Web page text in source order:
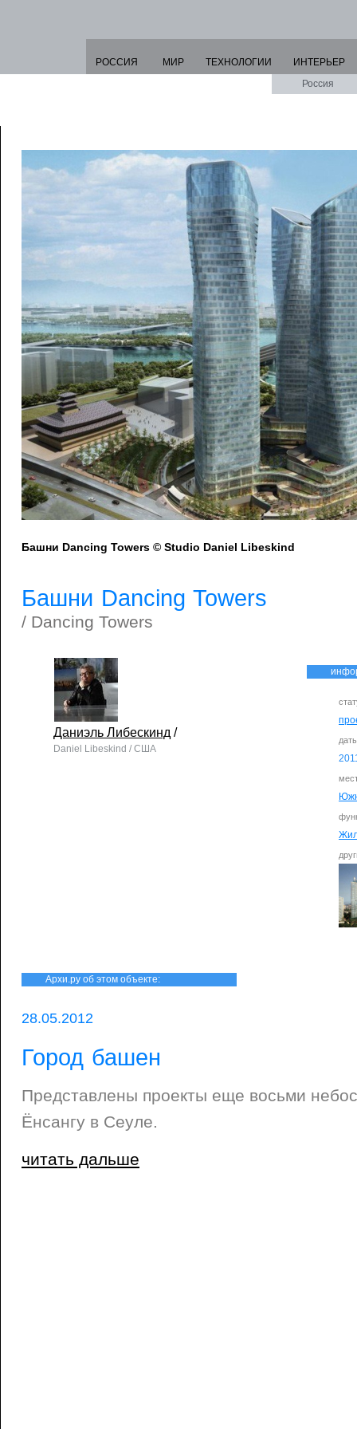
РОССИЯ МИР ТЕХНОЛОГИИ
ИНТЕРЬЕР
Россия
Башни Dancing Towers © Studio Daniel Libeskind
Башни Dancing Towers
/ Dancing Towers
Даниэль Либескинд /
Daniel Libeskind / США
Архи.ру об этом объекте:
28.05.2012
Город башен
Представлены проекты еще восьми
Ёнсангу в Сеуле.
читать дальше